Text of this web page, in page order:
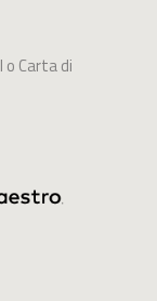
o Carta di